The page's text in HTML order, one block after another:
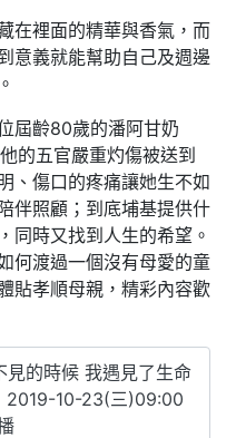
在裡面的精華與香氣，而
意義就能幫助自己及週邊
屆齡80歲的潘阿甘奶
的五官嚴重灼傷被送到
、傷口的疼痛讓她生不如
伴照顧；到底埔基提供什
同時又找到人生的希望。
何渡過一個沒有母愛的童
貼孝順母親，精彩內容歡
的時候 我遇見了生命
2019-10-23(三)09:00